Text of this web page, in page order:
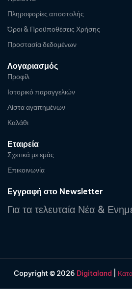
Πληροφορίες αποστολής
Όροι & Προϋποθέσεις Χρήσης
Προστασία δεδομένων
Λογαριασμός
Προφίλ
Ιστορικό παραγγελιών
Λίστα αγαπημένων
Καλάθι
Εταιρεία
Σχετικά με εμάς
Επικοινωνία
Εγγραφή στο Newsletter
Για τα τελευταία Νέα &
Copyright © 2026 Digitaland